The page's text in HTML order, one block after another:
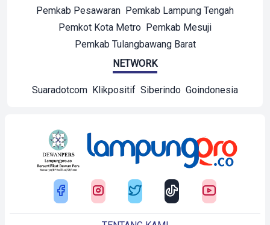
Pemkab Pesawaran Pemkab Lampung Tengah
Pemkot Kota Metro Pemkab Mesuji
Pemkab Tulangbawang Barat
NETWORK
Suaradotcom Klikpositif Siberindo Goindonesia